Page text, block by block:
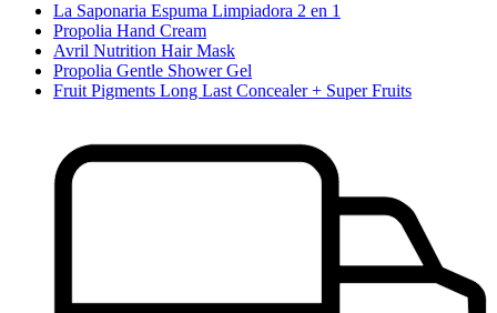
La Saponaria Espuma Limpiadora 2 en 1
Propolia Hand Cream
Avril Nutrition Hair Mask
Propolia Gentle Shower Gel
Fruit Pigments Long Last Concealer + Super Fruits